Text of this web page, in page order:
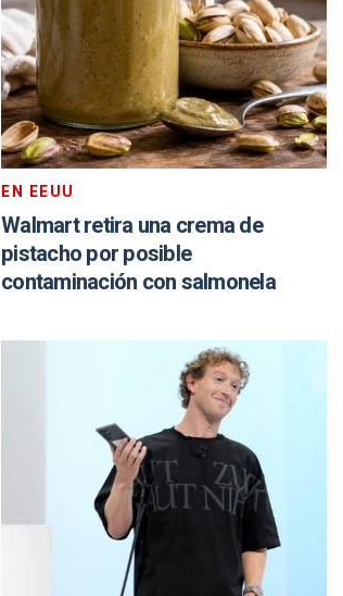
EN EEUU
Walmart retira una crema de
pistacho por posible
contaminación con salmonela